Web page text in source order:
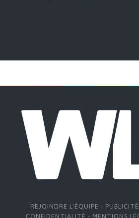
REJOINDRE L'ÉQUIPE - PUBLICITÉ
CONFIDENTIALITÉ - MENTIONS